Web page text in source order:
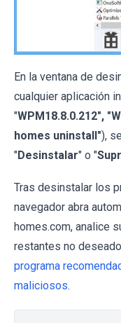
En la ventana de
cualquier aplicación
"WPM18.8.0.212",
homes uninstall"),
"Desinstalar" o "
Tras desinstalar los
navegador abra
homes.com, analice
restantes no
programa
maliciosos.